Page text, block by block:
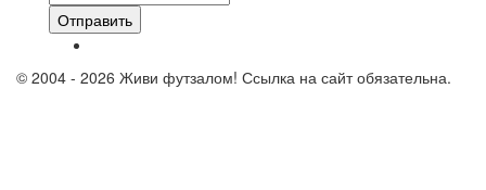
Отправить
© 2004 - 2026 Живи футзалом! Ссылка на сайт обязательна.